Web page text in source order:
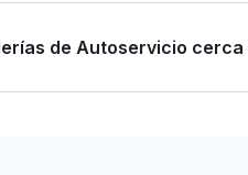
de Autoservicio cerca